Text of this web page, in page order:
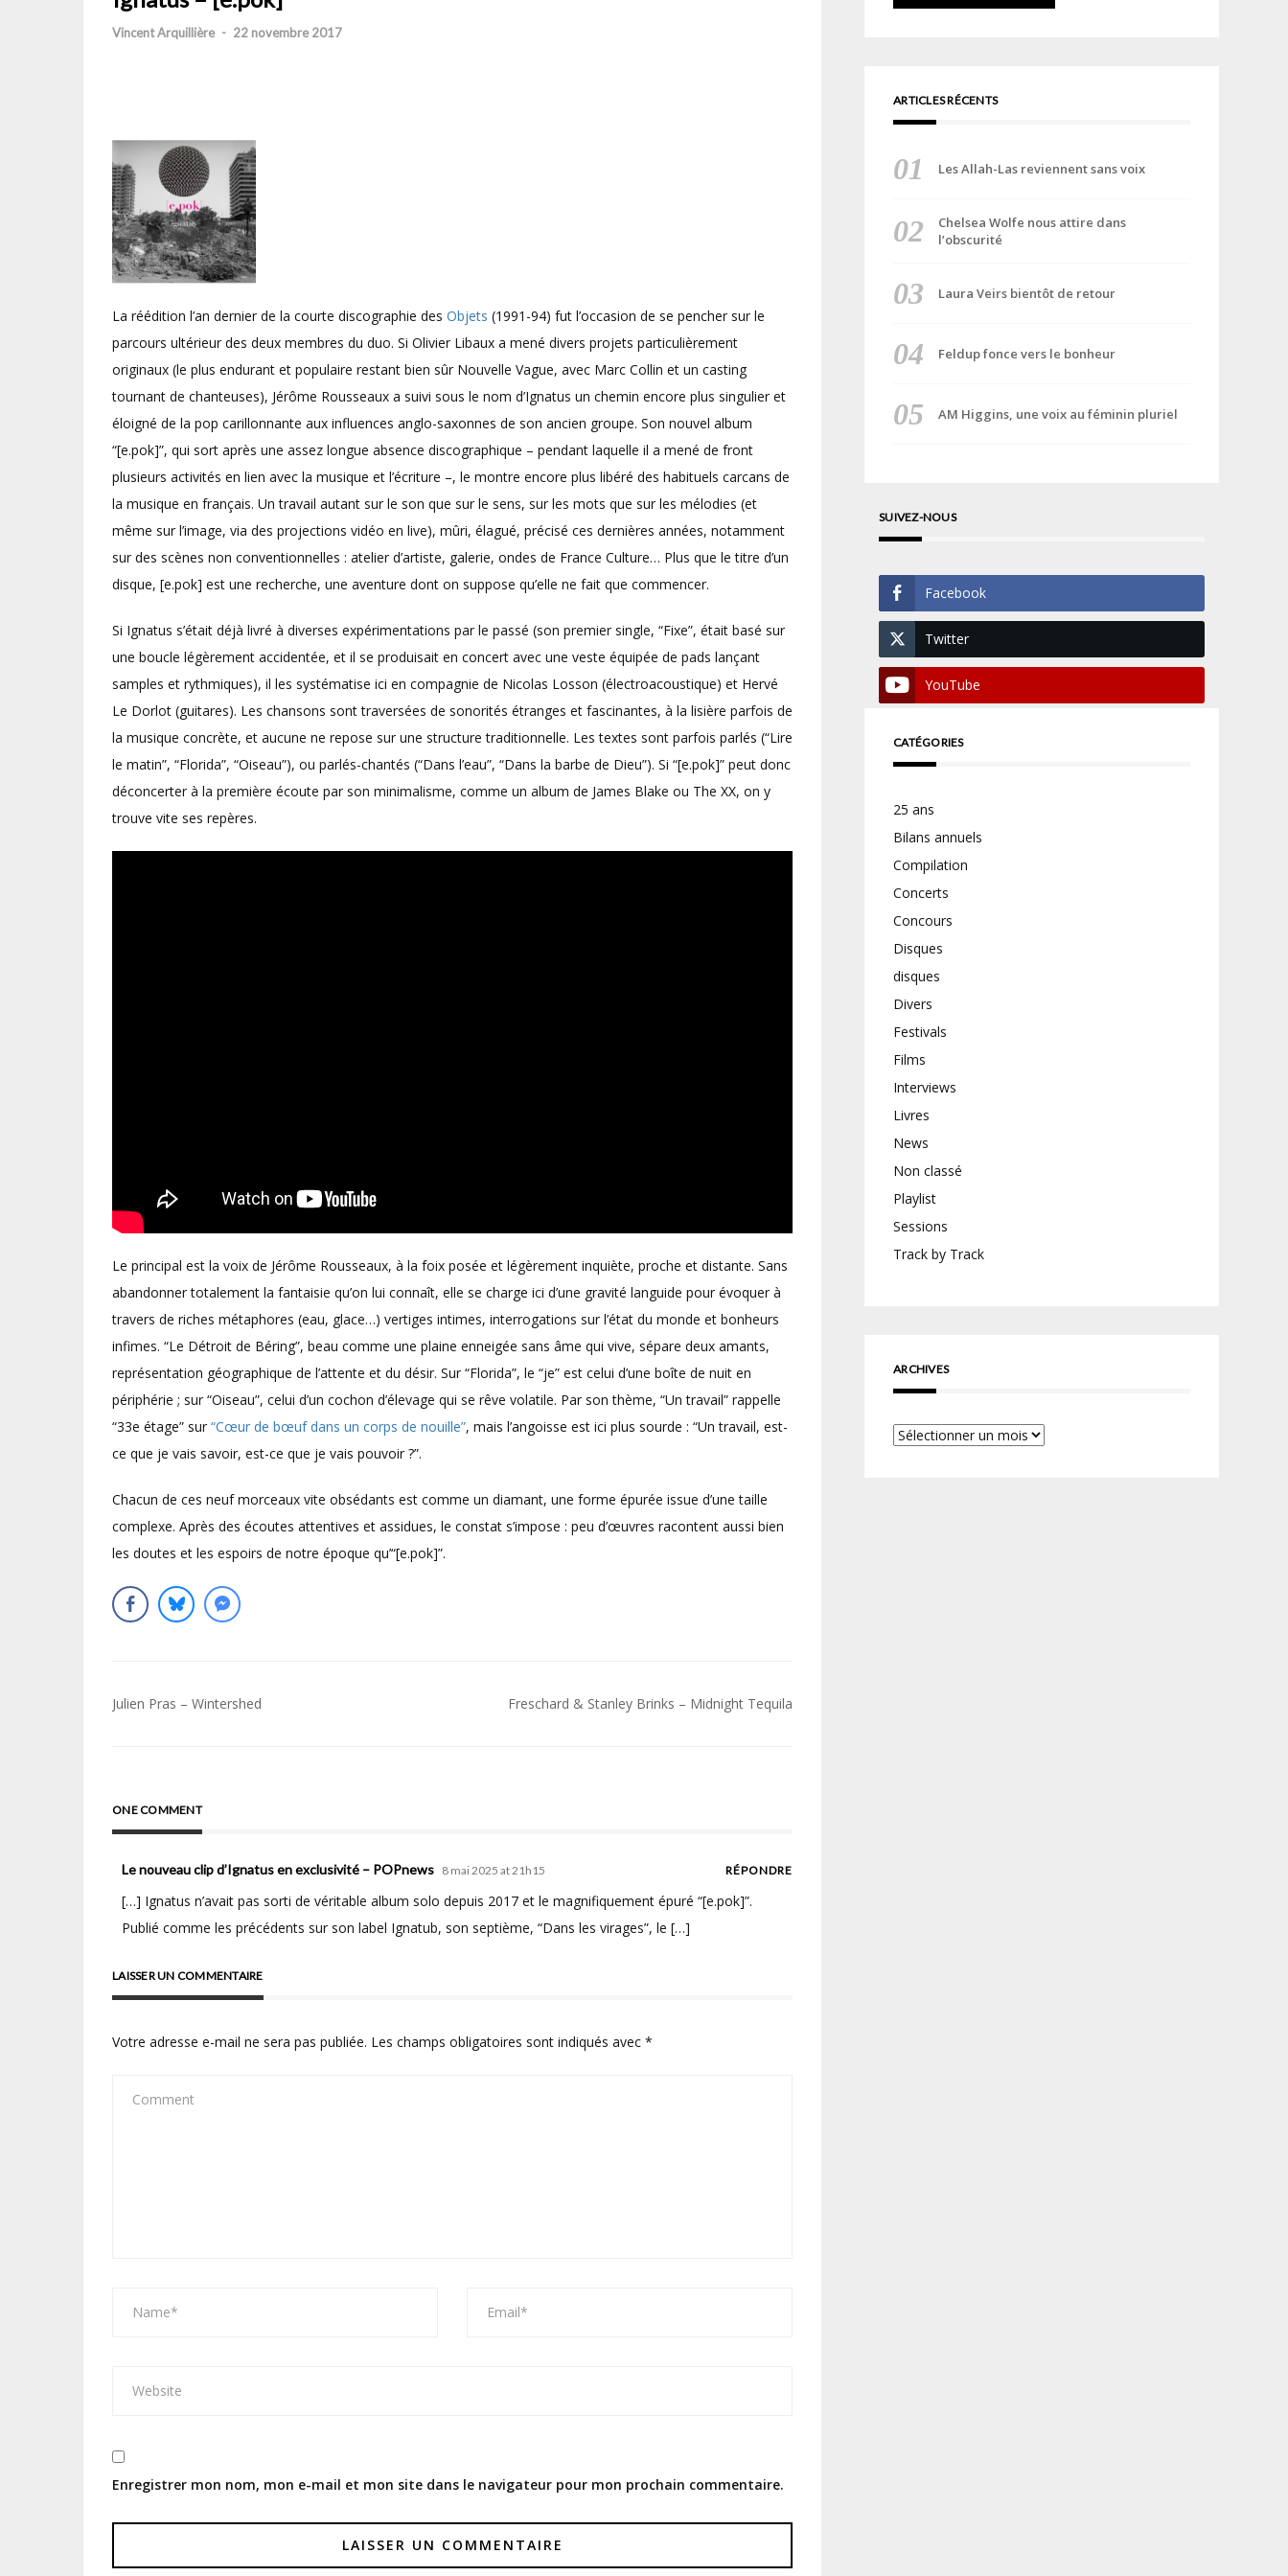
Vincent Arquillière - 22 novembre 2017
La réédition l’an dernier de la courte discographie des Objets (1991-94) fut l’occasion de se pencher sur le
parcours ultérieur des deux membres du duo. Si Olivier Libaux a mené divers projets particulièrement
originaux (le plus endurant et populaire restant bien sûr Nouvelle Vague, avec Marc Collin et un casting
tournant de chanteuses), Jérôme Rousseaux a suivi sous le nom d’Ignatus un chemin encore plus singulier et
éloigné de la pop carillonnante aux influences anglo-saxonnes de son ancien groupe. Son nouvel album
“[e.pok]”, qui sort après une assez longue absence discographique – pendant laquelle il a mené de front
plusieurs activités en lien avec la musique et l’écriture –, le montre encore plus libéré des habituels carcans de
la musique en français. Un travail autant sur le son que sur le sens, sur les mots que sur les mélodies (et
même sur l’image, via des projections vidéo en live), mûri, élagué, précisé ces dernières années, notamment
sur des scènes non conventionnelles : atelier d’artiste, galerie, ondes de France Culture… Plus que le titre d’un
disque, [e.pok] est une recherche, une aventure dont on suppose qu’elle ne fait que commencer.
Si Ignatus s’était déjà livré à diverses expérimentations par le passé (son premier single, “Fixe”, était basé sur
une boucle légèrement accidentée, et il se produisait en concert avec une veste équipée de pads lançant
samples et rythmiques), il les systématise ici en compagnie de Nicolas Losson (électroacoustique) et Hervé
Le Dorlot (guitares). Les chansons sont traversées de sonorités étranges et fascinantes, à la lisière parfois de
la musique concrète, et aucune ne repose sur une structure traditionnelle. Les textes sont parfois parlés (“Lire
le matin”, “Florida”, “Oiseau”), ou parlés-chantés (“Dans l’eau”, “Dans la barbe de Dieu”). Si “[e.pok]” peut donc
déconcerter à la première écoute par son minimalisme, comme un album de James Blake ou The XX, on y
trouve vite ses repères.
Le principal est la voix de Jérôme Rousseaux, à la foix posée et légèrement inquiète, proche et distante. Sans
abandonner totalement la fantaisie qu’on lui connaît, elle se charge ici d’une gravité languide pour évoquer à
travers de riches métaphores (eau, glace…) vertiges intimes, interrogations sur l’état du monde et bonheurs
infimes. “Le Détroit de Béring”, beau comme une plaine enneigée sans âme qui vive, sépare deux amants,
représentation géographique de l’attente et du désir. Sur “Florida”, le “je” est celui d’une boîte de nuit en
périphérie ; sur “Oiseau”, celui d’un cochon d’élevage qui se rêve volatile. Par son thème, “Un travail” rappelle
“33e étage” sur “Cœur de bœuf dans un corps de nouille”, mais l’angoisse est ici plus sourde : “Un travail, est-
ce que je vais savoir, est-ce que je vais pouvoir ?”.
Chacun de ces neuf morceaux vite obsédants est comme un diamant, une forme épurée issue d’une taille
complexe. Après des écoutes attentives et assidues, le constat s’impose : peu d’œuvres racontent aussi bien
les doutes et les espoirs de notre époque qu’“[e.pok]”.
Navigation
Julien Pras – Wintershed Freschard & Stanley Brinks – Midnight Tequila
ONE COMMENT
Le nouveau clip d’Ignatus en exclusivité – POPnews 8 mai 2025 at 21h15 RÉPONDRE
[…] Ignatus n’avait pas sorti de véritable album solo depuis 2017 et le magnifiquement épuré “[e.pok]”.
Publié comme les précédents sur son label Ignatub, son septième, “Dans les virages”, le […]
LAISSER UN COMMENTAIRE
Votre adresse e-mail ne sera pas publiée. Les champs obligatoires sont indiqués avec *
Enregistrer mon nom, mon e-mail et mon site dans le navigateur pour mon prochain commentaire.
ARTICLES RÉCENTS
Les Allah-Las reviennent sans voix
Chelsea Wolfe nous attire dans
l’obscurité
Laura Veirs bientôt de retour
Feldup fonce vers le bonheur
AM Higgins, une voix au féminin pluriel
SUIVEZ-NOUS
Facebook
Twitter
YouTube
CATÉGORIES
25 ans
Bilans annuels
Compilation
Concerts
Concours
Disques
disques
Divers
Festivals
Films
Interviews
Livres
News
Non classé
Playlist
Sessions
Track by Track
ARCHIVES
Archives